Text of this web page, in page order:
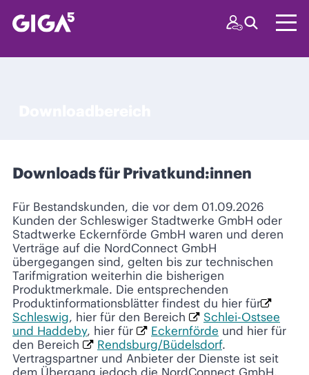
Downloads für Privatkund:innen
Für Bestandskunden, die vor dem 01.09.2026
Kunden der Schleswiger Stadtwerke GmbH oder
Stadtwerke Eckernförde GmbH waren und deren
Verträge auf die NordConnect GmbH
übergegangen sind, gelten bis zur technischen
Tarifmigration weiterhin die bisherigen
Produktmerkmale. Die entsprechenden
Produktinformationsblätter findest du hier für
Schleswig, hier für den Bereich
Schlei-Ostsee
und Haddeby, hier für Eckernförde und hier für
den Bereich
Rendsburg/Büdelsdorf.
Vertragspartner und Anbieter der Dienste ist seit